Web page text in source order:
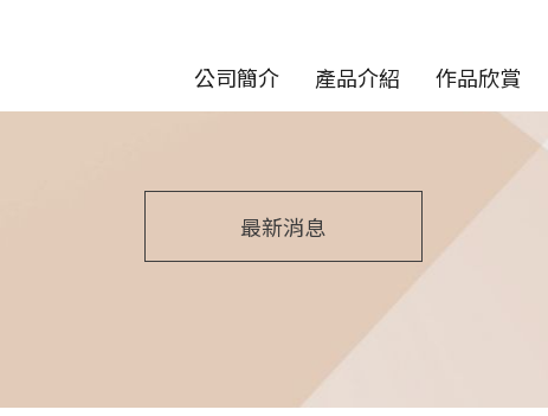
公司簡介 產品介紹 作品欣賞
最新消息